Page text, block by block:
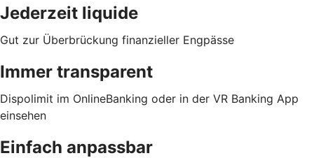
Jederzeit liquide
Gut zur Überbrückung finanzieller Engpässe
Immer transparent
Dispolimit im OnlineBanking oder in der VR Banking App
einsehen
Einfach anpassbar